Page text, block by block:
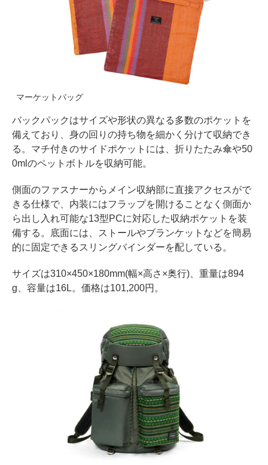
マーケットバッグ
バックパックはサイズや形状の異なる多数のポケットを
備えており、身の回りの持ち物を細かく分けて収納でき
る。マチ付きのサイドポケットには、折りたたみ傘や50
0mlのペットボトルを収納可能。
側面のファスナーからメイン収納部に直接アクセスがで
きる仕様で、内装にはフラップを開けることなく側面か
ら出し入れ可能な13型PCに対応した収納ポケットを装
備する。底面には、ストールやブランケットなどを簡易
的に固定できるスリングバインダーを配している。
サイズは310×450×180mm(幅×高さ×奥行)、重量は894
g、容量は16L。価格は101,200円。